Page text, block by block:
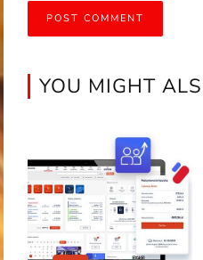
YOU MIGHT